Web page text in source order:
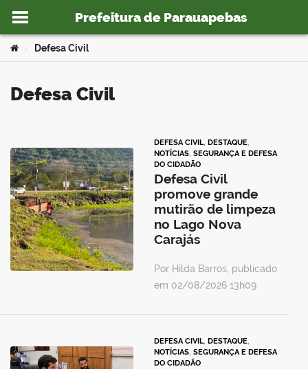
Ir para o conteúdo
Prefeitura de Parauapebas
Você está aqui:
Defesa Civil
Defesa Civil
DEFESA CIVIL, DESTAQUE,
NOTÍCIAS, SEGURANÇA E DEFESA
DO CIDADÃO
Defesa Civil
promove grande
mutirão de limpeza
no Lago Nova
Carajás
Por Hilda Barros, publicado
em 02/08/2026 13h09
DEFESA CIVIL, DESTAQUE,
NOTÍCIAS, SEGURANÇA E DEFESA
DO CIDADÃO